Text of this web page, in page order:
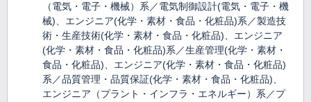
（電気・電子・機械）系／電気制御設計(電気・電子・機
械)、エンジニア(化学・素材・食品・化粧品)系／製造技
術・生産技術(化学・素材・食品・化粧品)、エンジニア
(化学・素材・食品・化粧品)系／生産管理(化学・素材・
食品・化粧品)、エンジニア(化学・素材・食品・化粧品)
系／品質管理・品質保証(化学・素材・食品・化粧品)、
エンジニア（プラント・インフラ・エネルギー）系／プ